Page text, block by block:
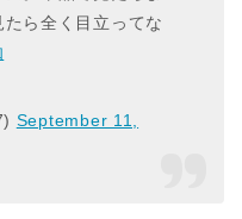
ら全く目立ってな
September 11,